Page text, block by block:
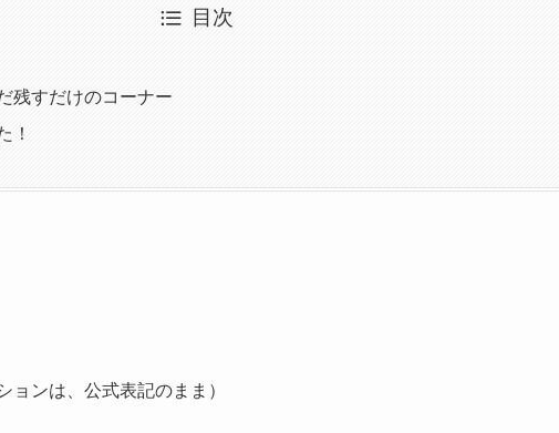
目次
残すだけのコーナー
！
ョンは、公式表記のまま）